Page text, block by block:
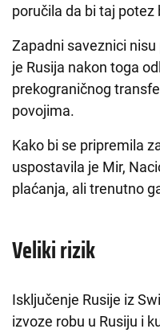
poručila da bi taj
Zapadni saveznici
je Rusija nakon toga
prekograničnog
povojima.
Kako bi se pripremila
uspostavila je Mir,
plaćanja, ali trenutno
Veliki rizik
Isključenje Rusije iz
izvoze robu u Rusiju i